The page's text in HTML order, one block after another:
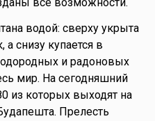
водой: сверху укрыта
снизу купается в
и радоновых
мир. На сегодняшний
из которых выходят на
Прелесть